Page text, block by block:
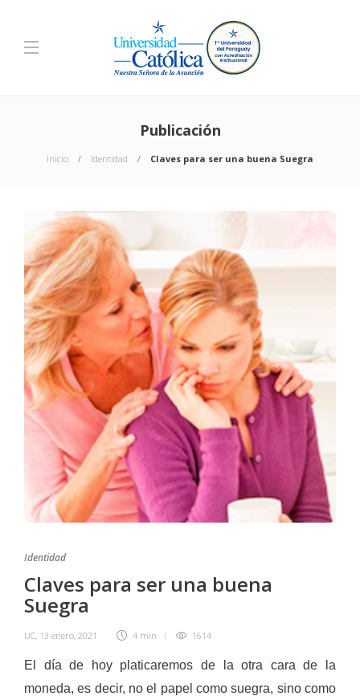
Publicación
Inicio Identidad Claves para ser una buena Suegra
Identidad
Claves para ser una buena
Suegra
UC, 13 enero, 2021 4 min 1614
El día de hoy platicaremos de la otra cara de la
moneda, es decir, no el papel como suegra, sino como